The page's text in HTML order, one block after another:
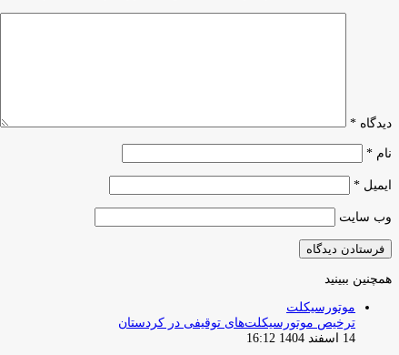
دیدگاه *
نام *
ایمیل *
وب‌ سایت
همچنین ببینید
موتورسیکلت
ترخیص موتورسیکلت‌های توقیفی در کردستان
14 اسفند 1404 16:12